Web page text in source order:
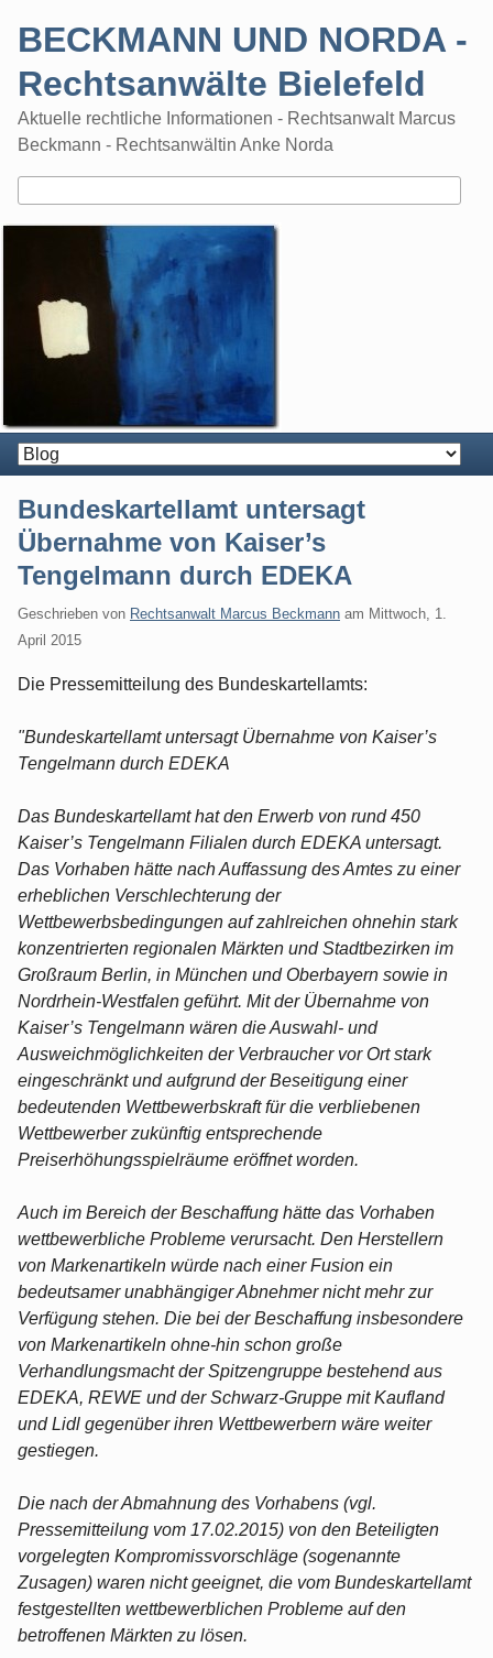
BECKMANN UND NORDA -
Rechtsanwälte Bielefeld
Aktuelle rechtliche Informationen - Rechtsanwalt Marcus
Beckmann - Rechtsanwältin Anke Norda
Bundeskartellamt untersagt
Übernahme von Kaiser’s
Tengelmann durch EDEKA
Geschrieben von Rechtsanwalt Marcus Beckmann am Mittwoch, 1.
April 2015
Die Pressemitteilung des Bundeskartellamts:
"Bundeskartellamt untersagt Übernahme von Kaiser’s
Tengelmann durch EDEKA
Das Bundeskartellamt hat den Erwerb von rund 450
Kaiser’s Tengelmann Filialen durch EDEKA untersagt.
Das Vorhaben hätte nach Auffassung des Amtes zu einer
erheblichen Verschlechterung der
Wettbewerbsbedingungen auf zahlreichen ohnehin stark
konzentrierten regionalen Märkten und Stadtbezirken im
Großraum Berlin, in München und Oberbayern sowie in
Nordrhein-Westfalen geführt. Mit der Übernahme von
Kaiser’s Tengelmann wären die Auswahl- und
Ausweichmöglichkeiten der Verbraucher vor Ort stark
eingeschränkt und aufgrund der Beseitigung einer
bedeutenden Wettbewerbskraft für die verbliebenen
Wettbewerber zukünftig entsprechende
Preiserhöhungsspielräume eröffnet worden.
Auch im Bereich der Beschaffung hätte das Vorhaben
wettbewerbliche Probleme verursacht. Den Herstellern
von Markenartikeln würde nach einer Fusion ein
bedeutsamer unabhängiger Abnehmer nicht mehr zur
Verfügung stehen. Die bei der Beschaffung insbesondere
von Markenartikeln ohne-hin schon große
Verhandlungsmacht der Spitzengruppe bestehend aus
EDEKA, REWE und der Schwarz-Gruppe mit Kaufland
und Lidl gegenüber ihren Wettbewerbern wäre weiter
gestiegen.
Die nach der Abmahnung des Vorhabens (vgl.
Pressemitteilung vom 17.02.2015) von den Beteiligten
vorgelegten Kompromissvorschläge (sogenannte
Zusagen) waren nicht geeignet, die vom Bundeskartellamt
festgestellten wettbewerblichen Probleme auf den
betroffenen Märkten zu lösen.